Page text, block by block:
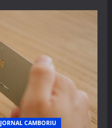
JORNAL CAMBORIU